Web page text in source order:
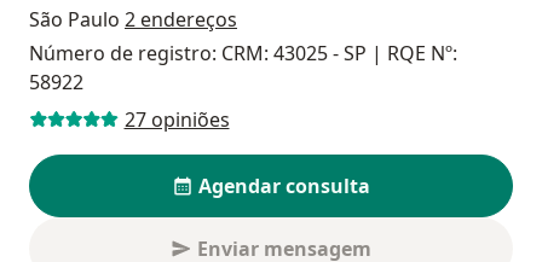
São Paulo 2 endereços
Número de registro: CRM: 43025 - SP | RQE Nº:
58922
27 opiniões
Agendar consulta
Enviar mensagem